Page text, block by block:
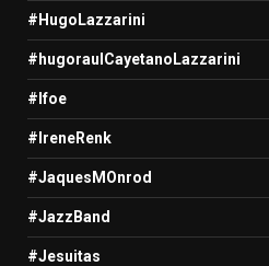
#HugoLazzarini
#hugoraulCayetanoLazzarini
#Ifoe
#IreneRenk
#JaquesMOnrod
#JazzBand
#Jesuitas